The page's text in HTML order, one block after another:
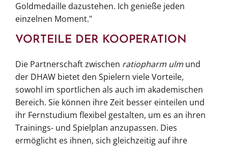
Goldmedaille dazustehen. Ich genieße jeden
einzelnen Moment."
VORTEILE DER KOOPERATION
Die Partnerschaft zwischen ratiopharm ulm und
der DHAW bietet den Spielern viele Vorteile,
sowohl im sportlichen als auch im akademischen
Bereich. Sie können ihre Zeit besser einteilen und
ihr Fernstudium flexibel gestalten, um es an ihren
Trainings- und Spielplan anzupassen. Dies
ermöglicht es ihnen, sich gleichzeitig auf ihre